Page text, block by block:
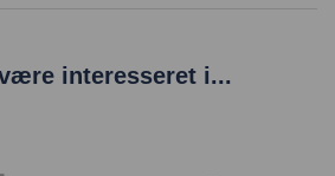
interesseret i...